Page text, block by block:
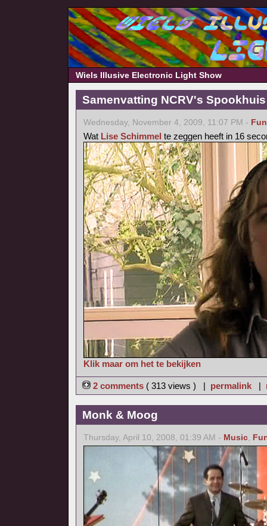
Wiels Illusive Electronic Light Show
Samenvatting NCRV's
Wednesday, November 4, 2009, 11:07 PM - Fun
Wat Lise Schimmel te zeggen heeft in 16
Klik maar om het te bekijken
2 comments ( 313 views ) | permalink |
Monk & Moog
Thursday, April 10, 2008, 01:39 AM - Music,